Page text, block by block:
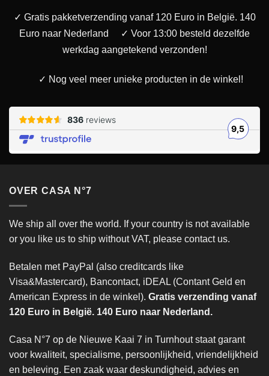
✓ Gratis pakketverzending vanaf 120 Euro in België. 140
Euro naar Nederland
✓ Voor 13:00 besteld dezelfde
werkdag aangetekend verzonden!
✓ Nog veel meer unieke producten in de winkel!
OVER CASA N°7
We ship all over the world. If your country is not available
or you like us to ship without VAT, please contact us.
Betalen met PayPal (also creditcards like
Visa&Mastercard), Bancontact, iDEAL (Contant Geld en
American Express in de winkel). Gratis verzending vanaf
120 Euro in België. 140 Euro naar Nederland.
Casa N°7 op de Nieuwe Kaai 7 in Turnhout staat garant
voor kwaliteit, specialisme, persoonlijkheid, vriendelijkheid
en beleving. Een zaak waar deskundigheid, advies en